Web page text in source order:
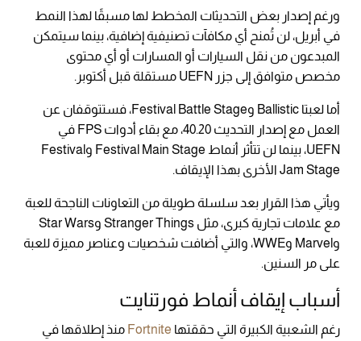
ورغم إصدار بعض التحديثات المخطط لها مسبقًا لهذا النمط
في أبريل، لن تُمنح أي مكافآت تصنيفية إضافية، بينما سيتمكن
المبدعون من نقل السيارات أو المسارات أو أي محتوى
مخصص متوافق إلى جزر UEFN مستقلة قبل أكتوبر.
أما لعبتا Ballistic وFestival Battle Stage، فستتوقفان عن
العمل مع إصدار التحديث 40.20، مع بقاء أدوات FPS في
UEFN، بينما لن تتأثر أنماط Festival Main Stage وFestival
Jam Stage الأخرى بهذا الإيقاف.
ويأتي هذا القرار بعد سلسلة طويلة من التعاونات الناجحة للعبة
مع علامات تجارية كبرى، مثل Stranger Things وStar Wars
وMarvel وWWE، والتي أضافت شخصيات وعناصر مميزة للعبة
على مر السنين.
أسباب إيقاف أنماط فورتنايت
رغم الشعبية الكبيرة التي حققتها Fortnite منذ إطلاقها في